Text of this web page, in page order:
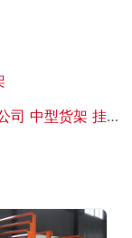
型货架 挂衣杆货架